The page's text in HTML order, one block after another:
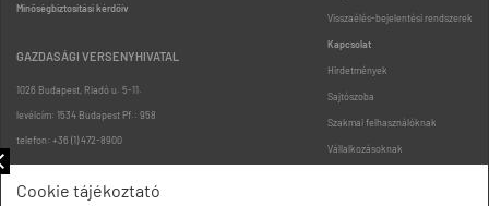
Minőségbiztosítási kérdőív
GAZDASÁGI VERSENYHIVATAL
1026 Budapest, Riadó u. 5-11.
levélcím: 1534 Budapest Pf.: 958
telefon: +36 (1) 472-8900
Visszaélés-bejelentési rendszerek
Kapcsolat
Hirdetmények
Sajtószoba
Szakmai felhasználóknak
Vállalkozásoknak
Cookie tájékoztató